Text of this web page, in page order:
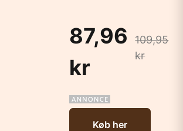
87,96
kr
109,95
kr
Køb her